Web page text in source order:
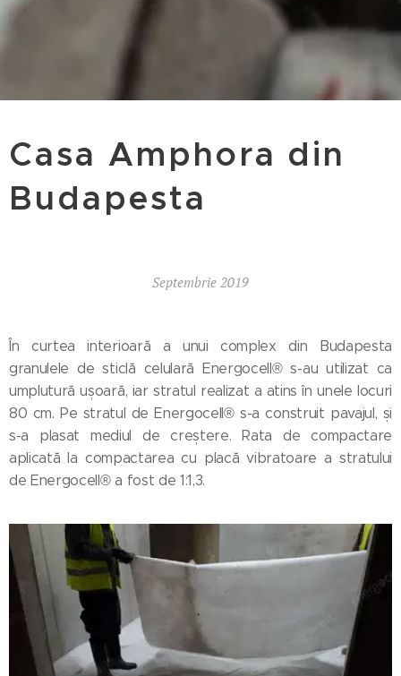
Casa Amphora din
Budapesta
Septembrie 2019
În curtea interioară a unui complex din Budapesta
granulele de sticlă celulară Energocell® s-au utilizat ca
umplutură ușoară, iar stratul realizat a atins în unele locuri
80 cm. Pe stratul de Energocell® s-a construit pavajul, și
s-a plasat mediul de creștere. Rata de compactare
aplicată la compactarea cu placă vibratoare a stratului
de Energocell® a fost de 1:1,3.